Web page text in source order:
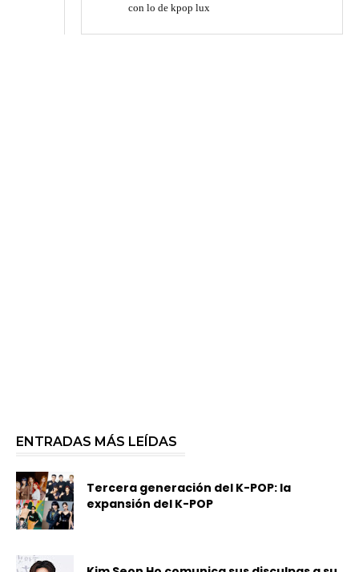
con lo de kpop lux
ENTRADAS MÁS LEÍDAS
Tercera generación del K-POP: la
expansión del K-POP